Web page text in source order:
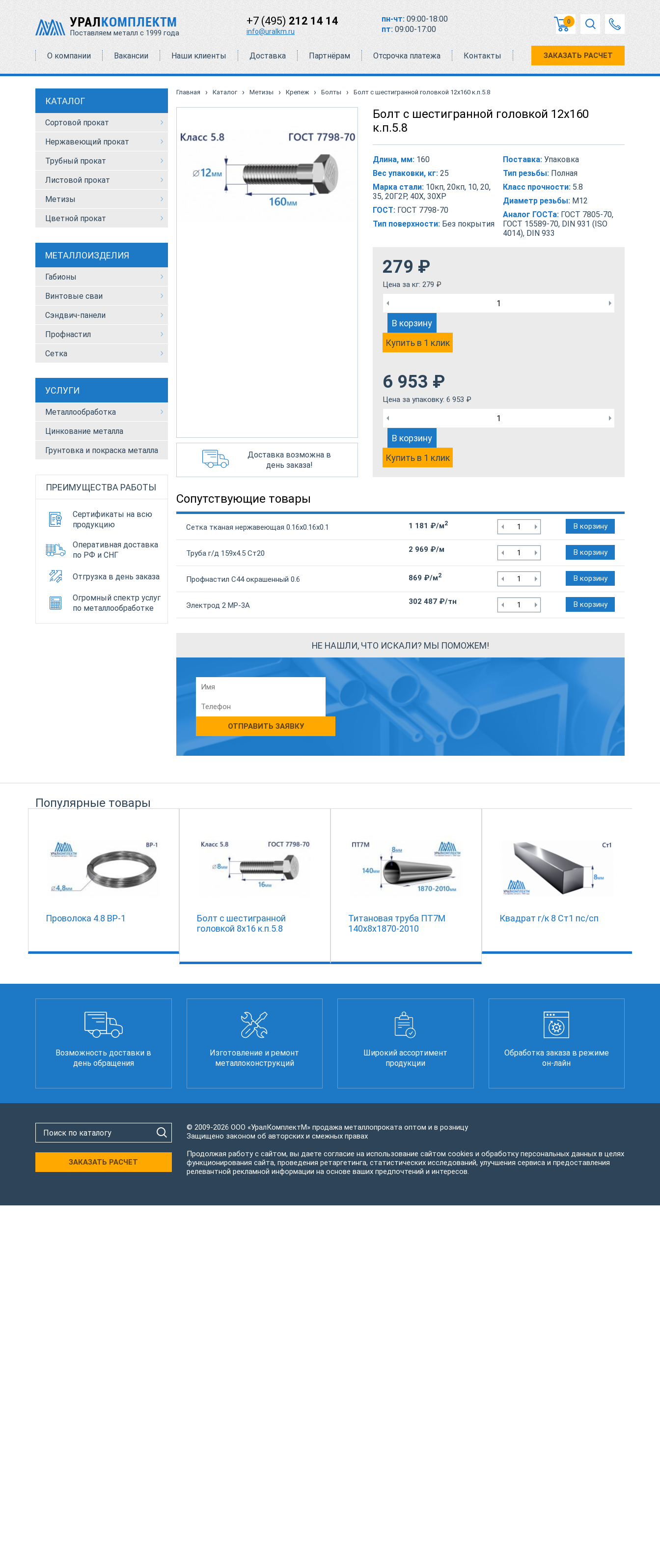
УРАЛКОМПЛЕКТМ
Поставляем металл с 1999 года
+7 (495) 212 14 14
info@uralkm.ru
пн-чт: 09:00-18:00
пт: 09:00-17:00
0
О компании Вакансии Наши клиенты Доставка Партнёрам Отсрочка платежа Контакты ЗАКАЗАТЬ РАСЧЕТ
КАТАЛОГ
Сортовой прокат
Нержавеющий прокат
Трубный прокат
Листовой прокат
Метизы
Цветной прокат
МЕТАЛЛОИЗДЕЛИЯ
Габионы
Винтовые сваи
Сэндвич-панели
Профнастил
Сетка
УСЛУГИ
Металлообработка
Цинкование металла
Грунтовка и покраска металла
ПРЕИМУЩЕСТВА РАБОТЫ
Сертификаты на всю
продукцию
Оперативная доставка
по РФ и СНГ
Отгрузка в день заказа
Огромный спектр услуг
по металлообработке
Главная › Каталог › Метизы › Крепеж › Болты › Болт с шестигранной головкой 12х160 к.п.5.8
Доставка возможна в
день заказа!
Болт с шестигранной головкой 12х160
к.п.5.8
Длина, мм: 160
Вес упаковки, кг: 25
Марка стали: 10кп, 20кп, 10, 20,
35, 20Г2Р, 40Х, 30ХР
ГОСТ: ГОСТ 7798-70
Тип поверхности: Без покрытия
Поставка: Упаковка
Тип резьбы: Полная
Класс прочности: 5.8
Диаметр резьбы: М12
Аналог ГОСТа: ГОСТ 7805-70,
ГОСТ 15589-70, DIN 931 (ISO
4014), DIN 933
279 ₽
Цена за кг: 279 ₽
В корзину
Купить в 1 клик
6 953 ₽
Цена за упаковку: 6 953 ₽
В корзину
Купить в 1 клик
Сопутствующие товары
Сетка тканая нержавеющая 0.16х0.16х0.1 1 181 ₽/м2 В корзину
Труба г/д 159х4.5 Ст20 2 969 ₽/м В корзину
Профнастил С44 окрашенный 0.6 869 ₽/м2 В корзину
Электрод 2 МР-3А 302 487 ₽/тн В корзину
НЕ НАШЛИ, ЧТО ИСКАЛИ? МЫ ПОМОЖЕМ!
ОТПРАВИТЬ ЗАЯВКУ
Популярные товары
Проволока 4.8 ВР-1
Болт с шестигранной
головкой 8х16 к.п.5.8
Титановая труба ПТ7М
140х8х1870-2010
Квадрат г/к 8 Ст1 пс/сп
Возможность доставки в
день обращения
Изготовление и ремонт
металлоконструкций
Широкий ассортимент
продукции
Обработка заказа в режиме
он-лайн
ЗАКАЗАТЬ РАСЧЕТ
© 2009-2026 ООО «УралКомплектМ» продажа металлопроката оптом и в розницу
Защищено законом об авторских и смежных правах
Продолжая работу с сайтом, вы даете согласие на использование сайтом cookies и обработку персональных данных в целях
функционирования сайта, проведения ретаргетинга, статистических исследований, улучшения сервиса и предоставления
релевантной рекламной информации на основе ваших предпочтений и интересов.